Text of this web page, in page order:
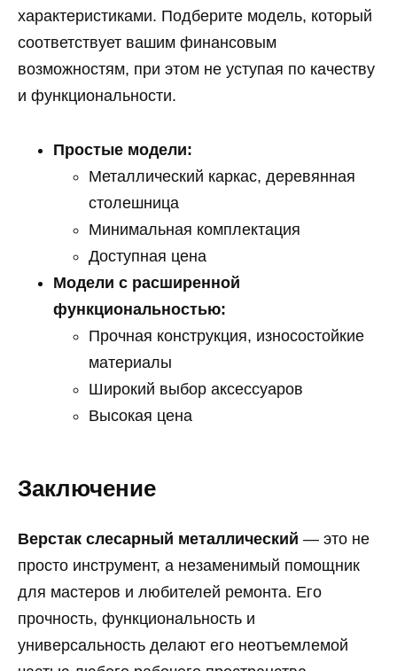
характеристиками. Подберите модель, который
соответствует вашим финансовым
возможностям, при этом не уступая по качеству
и функциональности.
Простые модели:
Металлический каркас, деревянная
столешница
Минимальная комплектация
Доступная цена
Модели с расширенной
функциональностью:
Прочная конструкция, износостойкие
материалы
Широкий выбор аксессуаров
Высокая цена
Заключение
Верстак слесарный металлический — это не
просто инструмент, а незаменимый помощник
для мастеров и любителей ремонта. Его
прочность, функциональность и
универсальность делают его неотъемлемой